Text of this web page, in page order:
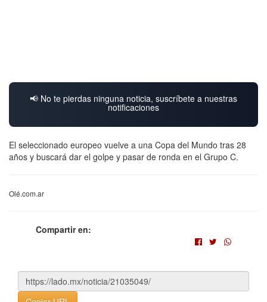
📢 No te pierdas ninguna noticia, suscríbete a nuestras
notificaciones
El seleccionado europeo vuelve a una Copa del Mundo tras 28
años y buscará dar el golpe y pasar de ronda en el Grupo C.
Olé.com.ar
Compartir en: